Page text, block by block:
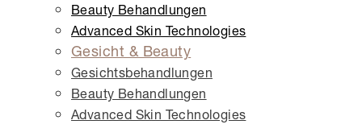
Beauty Behandlungen
Advanced Skin Technologies
Gesicht & Beauty
Gesichts­behandlungen
Beauty Behandlungen
Advanced Skin Technologies